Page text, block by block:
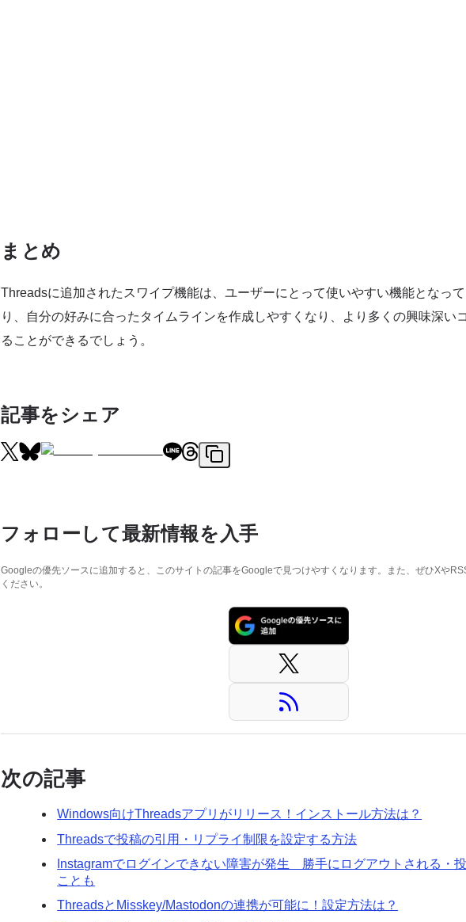
まとめ
Threadsに追加されたスワイプ機能は、ユーザーにとって使いやすい機能となっ
り、自分の好みに合ったタイムラインを作成しやすくなり、より多くの興味深い
ることができるでしょう。
記事をシェア
フォローして最新情報を入手
Googleの優先ソースに追加すると、このサイトの記事をGoogleで見つけやすくなります。また、ぜひXや
ください。
次の記事
Windows向けThreadsアプリがリリース！インストール方法は？
Threadsで投稿の引用・リプライ制限を設定する方法
Instagramでログインできない障害が発生 勝手にログアウトされる・
ことも
ThreadsとMisskey/Mastodonの連携が可能に！設定方法は？